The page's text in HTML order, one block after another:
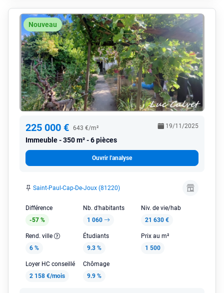
Nouveau
225 000 € 643 €/m²
Immeuble 350 m² - 6 pièces
19/11/2025
Ouvrir l'analyse
Saint-Paul-Cap-De-Joux (81220)
Différence
-57 %
Nb. d'habitants
1 060
Niv. de vie/hab
21 630 €
Rend. ville
6 %
Étudiants
9.3 %
Prix au m²
1 500
Loyer HC conseillé
2 158 €/mois
Chômage
9.9 %